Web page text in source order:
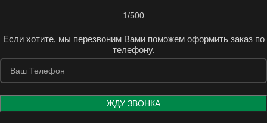
1/500
Если хотите, мы перезвоним Вами поможем оформить заказ по
телефону.